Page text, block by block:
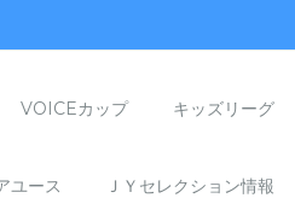
VOICEカップ キッズリーグ
ユース ＪＹセレクション情報